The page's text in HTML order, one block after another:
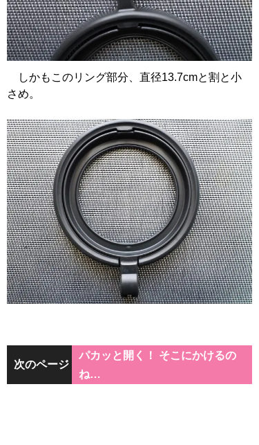
しかもこのリング部分、直径13.7cmと割と小
さめ。
次のページ
パカッと開く！ そこにかけるの
ね…